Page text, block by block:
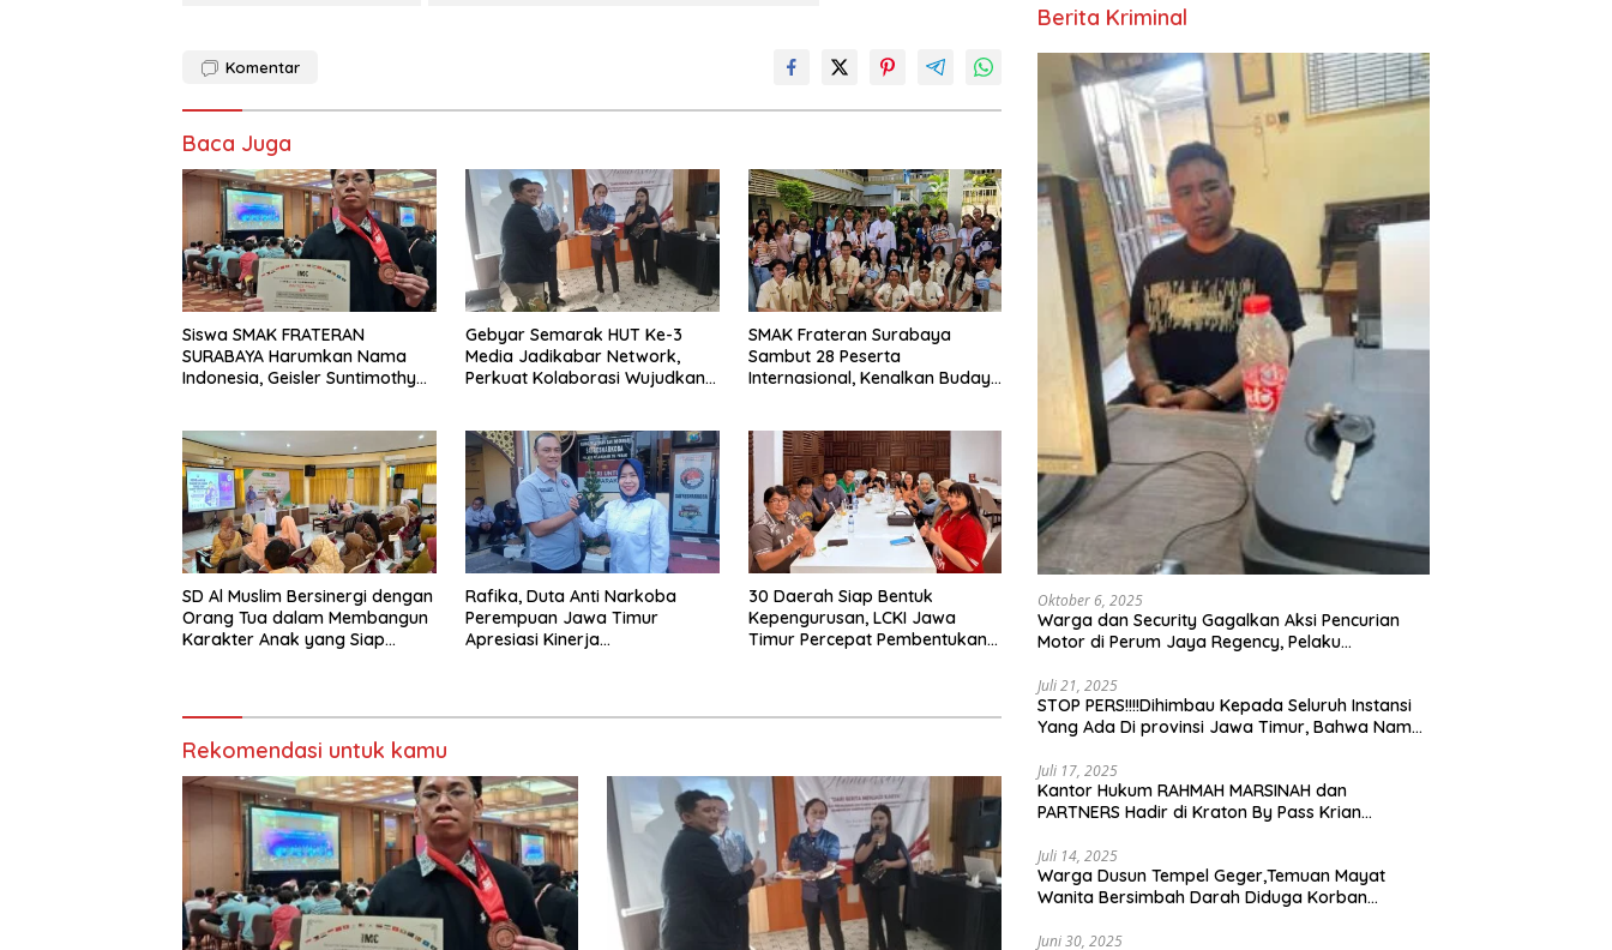
Komentar
Baca Juga
Siswa SMAK FRATERAN
SURABAYA Harumkan Nama
Indonesia, Geisler Suntimothy
Gebyar Semarak HUT Ke-3
Media Jadikabar Network,
Perkuat Kolaborasi Wujudkan
Malang
SMAK Frateran Surabaya
Sambut 28 Peserta
Internasional, Kenalkan Budaya
SD Al Muslim Bersinergi dengan
Orang Tua dalam Membangun
Karakter Anak yang Siap
Rafika, Duta Anti Narkoba
Perempuan Jawa Timur
Apresiasi Kinerja
30 Daerah Siap Bentuk
Kepengurusan, LCKI Jawa
Timur Percepat Pembentukan
Rekomendasi untuk kamu
Berita Kriminal
Oktober 6, 2025
Warga dan Security Gagalkan Aksi Pencurian
Motor di Perum Jaya Regency, Pelaku
Juli 21, 2025
STOP PERS!!!!Dihimbau Kepada Seluruh Instansi
Yang Ada Di provinsi Jawa Timur, Bahwa Nama
Beritanews9.id
Juli 17, 2025
Kantor Hukum RAHMAH MARSINAH dan
PARTNERS Hadir di Kraton By Pass Krian
Juli 14, 2025
Warga Dusun Tempel Geger,Temuan Mayat
Wanita Bersimbah Darah Diduga Korban
Juni 30, 2025